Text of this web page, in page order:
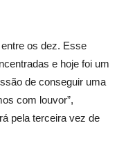
os dez. Esse
e hoje foi um
de conseguir uma
com louvor”,
pela terceira vez de